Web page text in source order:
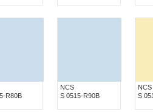
R80B
NCS
S 0515-R90B
NCS
S